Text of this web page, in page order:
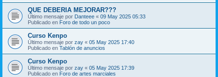
QUE DEBERIA MEJORAR???
Último mensaje por Danteee « 09 May 2025 05:33
Publicado en Foro de todo un poco
Curso Kenpo
Último mensaje por zay « 05 May 2025 17:40
Publicado en Tablón de anuncios
Curso Kenpo
Último mensaje por zay « 05 May 2025 17:39
Publicado en Foro de artes marciales